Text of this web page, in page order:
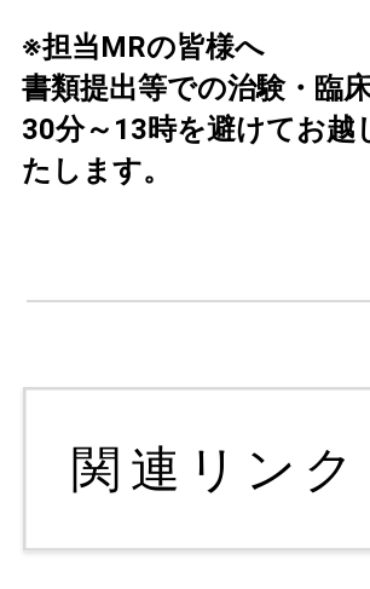
※担当MRの皆様へ
書類提出等での治験・臨
30分～13時を避けてお
たします。